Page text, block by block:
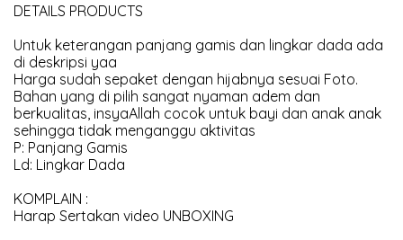
DETAILS PRODUCTS
Untuk keterangan panjang gamis dan lingkar dada ada
di deskripsi yaa
Harga sudah sepaket dengan hijabnya sesuai Foto.
Bahan yang di pilih sangat nyaman adem dan
berkualitas, insyaAllah cocok untuk bayi dan anak anak
sehingga tidak menganggu aktivitas
P: Panjang Gamis
Ld: Lingkar Dada
KOMPLAIN :
Harap Sertakan video UNBOXING